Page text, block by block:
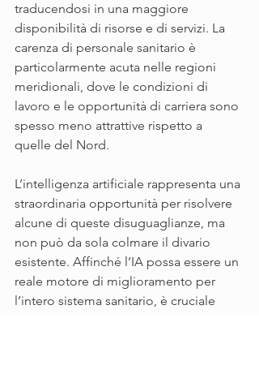
traducendosi in una maggiore
disponibilità di risorse e di servizi. La
carenza di personale sanitario è
particolarmente acuta nelle regioni
meridionali, dove le condizioni di
lavoro e le opportunità di carriera sono
spesso meno attrattive rispetto a
quelle del Nord.
L’intelligenza artificiale rappresenta una
straordinaria opportunità per risolvere
alcune di queste disuguaglianze, ma
non può da sola colmare il divario
esistente. Affinché l’IA possa essere un
reale motore di miglioramento per
l’intero sistema sanitario, è cruciale